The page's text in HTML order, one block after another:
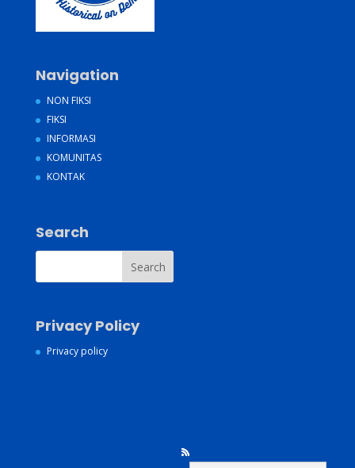
Navigation
NON FIKSI
FIKSI
INFORMASI
KOMUNITAS
KONTAK
Search
Privacy Policy
Privacy policy